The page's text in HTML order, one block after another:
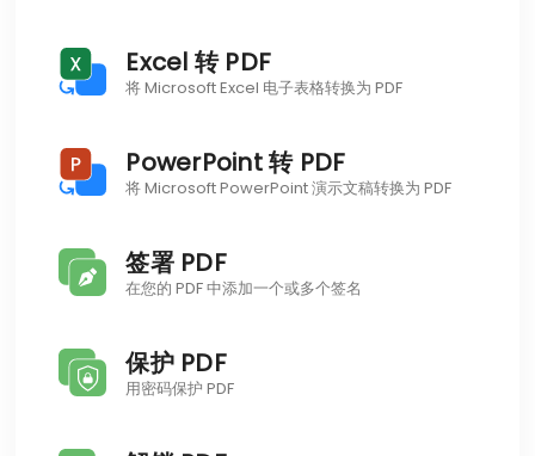
Excel 转 PDF
将 Microsoft Excel 电子表格转换为 PDF
PowerPoint 转 PDF
将 Microsoft PowerPoint 演示文稿转换为 PDF
签署 PDF
在您的 PDF 中添加一个或多个签名
保护 PDF
用密码保护 PDF